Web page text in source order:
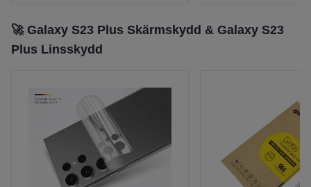
🚀 Galaxy S23 Plus Skärmskydd & Galaxy S23
Plus Linsskydd